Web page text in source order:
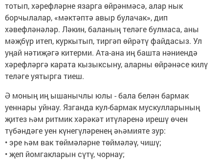
тотып, хәрефләрне язарга өйрәнмәсә, алар нык
борчылалар, «мәктәптә авыр булачак», дип
хәвефләнәләр. Ләкин, баланың теләге булмаса, аны
мәҗбүр итеп, куркытып, тиргәп өйрәтү файдасыз. Ул
уңай нәтиҗәгә китерми. Ата-ана иң башта нәниендә
хәрефләргә карата кызыксыну, аларны өйрәнәсе килү
теләге уятырга тиеш.
Ә моның иң ышанычлы юлы - бала белән бармак
уеннары уйнау. Язганда кул-бармак мускулларының
җитез һәм ритмик хәрәкәт итүләренә ирешү өчен
түбәндәге уен күнегүләренең әһәмияте зур:
• эре һәм вак төймәләрне төймәләү, чишү;
• җеп йомгакларын сүтү, чорнау;